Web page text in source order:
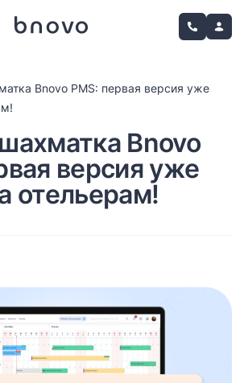
Bnovo PMS: первая версия уже
Bnovo
версия уже
отельерам!